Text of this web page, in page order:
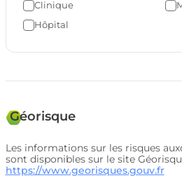
Clinique
Hôpital
Géorisque
Les informations sur les risques
sont disponibles sur le site
https://www.georisques.gouv.fr